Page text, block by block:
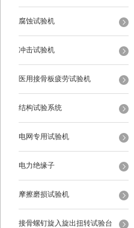
腐蚀试验机
冲击试验机
医用接骨板疲劳试验机
结构试验系统
电网专用试验机
电力绝缘子
摩擦磨损试验机
接骨螺钉旋入旋出扭转试验台